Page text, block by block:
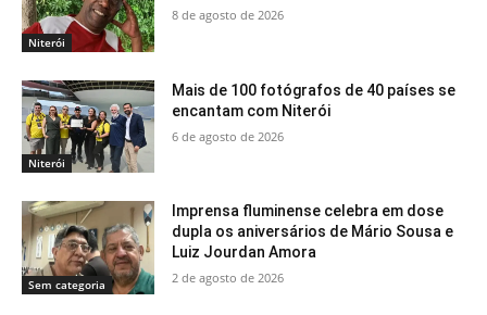
Niterói
8 de agosto de 2026
Niterói
Mais de 100 fotógrafos de 40 países se
encantam com Niterói
6 de agosto de 2026
Sem categoria
Imprensa fluminense celebra em dose
dupla os aniversários de Mário Sousa e
Luiz Jourdan Amora
2 de agosto de 2026